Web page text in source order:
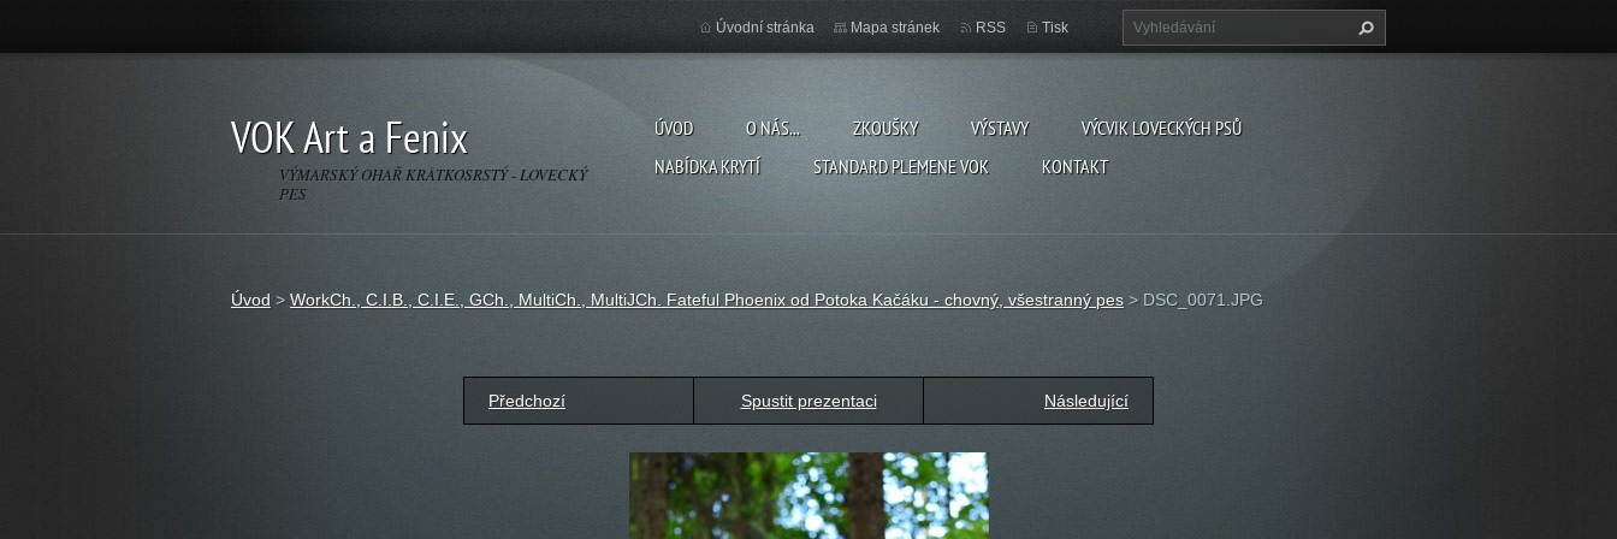
VOK Art a Fenix
VÝMARSKÝ OHAŘ KRÁTKOSRSTÝ - LOVECKÝ
PES
ÚVOD O NÁS... ZKOUŠKY VÝSTAVY
VÝCVIK LOVECKÝCH PSŮ
NABÍDKA KRYTÍ
STANDARD PLEMENE VOK KONTAKT
Úvodní stránka Mapa stránek RSS Tisk
Úvod > WorkCh., C.I.B., C.I.E., GCh., MultiCh., MultiJCh. Fateful Phoenix od Potoka Kačáku - chovný, všestranný pes > DSC_0071.JPG
Předchozí Spustit prezentaci Následující